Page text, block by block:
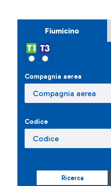
Fiumicino
Compagnia aerea
Codice
Ricerca